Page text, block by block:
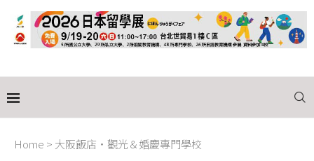
Home > 大阪飯店・觀光＆婚慶專門學校